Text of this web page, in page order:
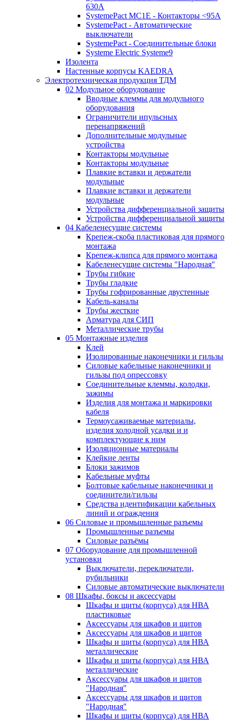
630A
SystemePact MC1E - Контакторы <95A
SystemePact - Автоматические
выключатели
SystemePact - Соединительные блоки
Systeme Electric Systeme9
Изолента
Настенные корпусы KAEDRA
Электротехническая продукция ТДМ
02 Модульное оборудование
Вводные клеммы для модульного
оборудования
Ограничители ипульсных
перенапряжений
Дополнительные модульные
устройства
Контакторы модульные
Контакторы модульные
Плавкие вставки и держатели
модульные
Плавкие вставки и держатели
модульные
Устройства дифференциальной защиты
Устройства дифференциальной защиты
04 Кабеленесущие системы
Крепеж-скоба пластиковая для прямого
монтажа
Крепеж-клипса для прямого монтажа
Кабеленесущие системы "Народная"
Трубы гибкие
Трубы гладкие
Трубы гофрированные двустенные
Кабель-каналы
Трубы жесткие
Арматура для СИП
Металлические трубы
05 Монтажные изделия
Клей
Изолированные наконечники и гильзы
Силовые кабельные наконечники и
гильзы под опрессовку
Соединительные клеммы, колодки,
зажимы
Изделия для монтажа и маркировки
кабеля
Термоусаживаемые материалы,
изделия холодной усадки и и
комплектующие к ним
Изоляционные материалы
Клейкие ленты
Блоки зажимов
Кабельные муфты
Болтовые кабельные наконечники и
соединители/гильзы
Средства идентификации кабельных
линий и ограждения
06 Силовые и промышленные разъемы
Промышленные разъемы
Силовые разъёмы
07 Оборудование для промышленной
установки
Выключатели, переключатели,
рубильники
Силовые автоматические выключатели
08 Шкафы, боксы и аксессуары
Шкафы и щиты (корпуса) для НВА
пластиковые
Аксессуары для шкафов и щитов
Аксессуары для шкафов и щитов
Шкафы и щиты (корпуса) для НВА
металлические
Шкафы и щиты (корпуса) для НВА
металлические
Аксессуары для шкафов и щитов
"Народная"
Аксессуары для шкафов и щитов
"Народная"
Шкафы и щиты (корпуса) для НВА